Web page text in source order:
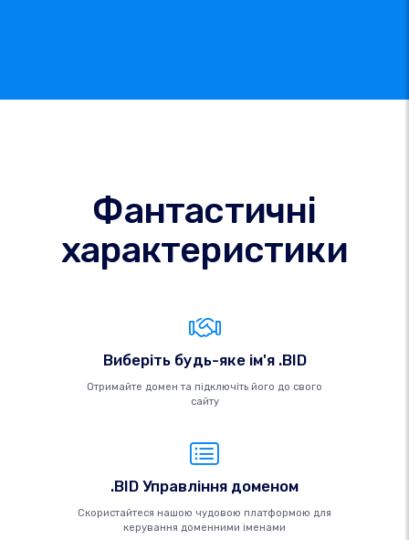
Фантастичні
характеристики
Виберіть будь-яке ім'я .BID
Отримайте домен та підключіть його до свого
сайту
.BID Управління доменом
Скористайтеся нашою чудовою платформою для
керування доменними іменами